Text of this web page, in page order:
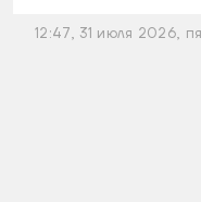
12:47, 31 июля 2026,